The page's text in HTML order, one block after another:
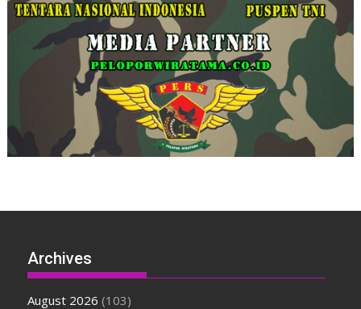
Archives
August 2026 (103)